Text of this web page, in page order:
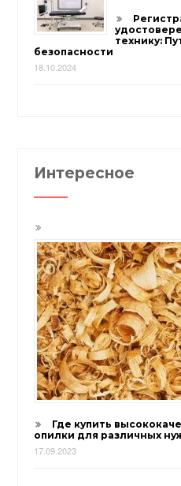
технику:
безопасности
18.10.2024
Интересное
Где купить
опилки для различных
17.09.2023